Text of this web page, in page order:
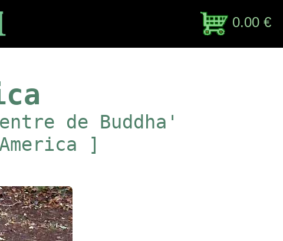
0.00 €
de Buddha'
]